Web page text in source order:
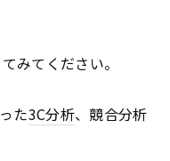
みてください。
た3C分析、競合分析